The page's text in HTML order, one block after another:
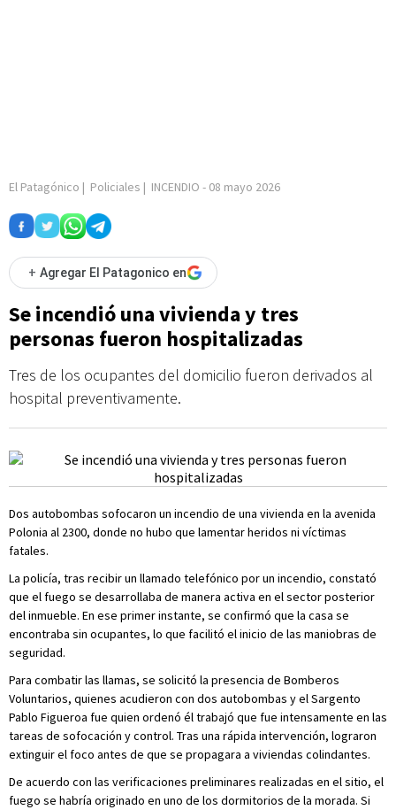
El Patagónico | Policiales | INCENDIO - 08 mayo 2026
+ Agregar El Patagonico en
Se incendió una vivienda y tres
personas fueron hospitalizadas
Tres de los ocupantes del domicilio fueron derivados al
hospital preventivamente.
Dos autobombas sofocaron un incendio de una vivienda en la avenida
Polonia al 2300, donde no hubo que lamentar heridos ni víctimas
fatales.
La policía, tras recibir un llamado telefónico por un incendio, constató
que el fuego se desarrollaba de manera activa en el sector posterior
del inmueble. En ese primer instante, se confirmó que la casa se
encontraba sin ocupantes, lo que facilitó el inicio de las maniobras de
seguridad.
Para combatir las llamas, se solicitó la presencia de Bomberos
Voluntarios, quienes acudieron con dos autobombas y el Sargento
Pablo Figueroa fue quien ordenó él trabajó que fue intensamente en las
tareas de sofocación y control. Tras una rápida intervención, lograron
extinguir el foco antes de que se propagara a viviendas colindantes.
De acuerdo con las verificaciones preliminares realizadas en el sitio, el
fuego se habría originado en uno de los dormitorios de la morada. Si